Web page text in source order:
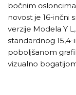
bočnim
novost je 16-inčni
verzije Modela Y
standardnog
poboljšanom
vizualno